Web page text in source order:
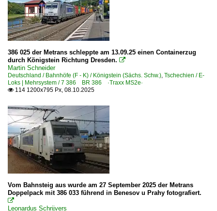
386 025 der Metrans schleppte am 13.09.25 einen Containerzug
durch Königstein Richtung Dresden. 
Martin Schneider
Deutschland / Bahnhöfe (F - K) / Königstein (Sächs. Schw.), Tschechien / E-
Loks | Mehrsystem / 7 386 BR 386 ·Traxx MS2e·
 114 1200x795 Px, 08.10.2025
Vom Bahnsteig aus wurde am 27 September 2025 der Metrans
Doppelpack mit 386 033 führend in Benesov u Prahy fotografiert.

Leonardus Schrijvers